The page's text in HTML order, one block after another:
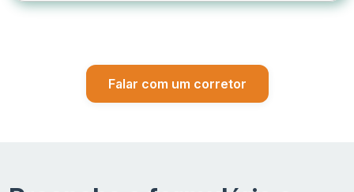
Apenas 3 minutos a pé da praia de Copacabana
Falar com um corretor